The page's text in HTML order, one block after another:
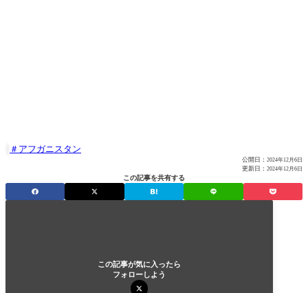
アフガニスタン
公開日： 2024年12月6日
更新日： 2024年12月6日
この記事を共有する
この記事が気に入ったら
フォローしよう